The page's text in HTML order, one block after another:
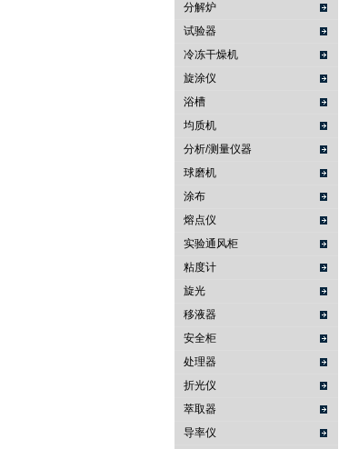
分解炉
试验器
冷冻干燥机
旋涂仪
浴槽
均质机
分析/测量仪器
球磨机
涂布
熔点仪
实验通风柜
粘度计
旋光
移液器
安全柜
处理器
折光仪
萃取器
导率仪